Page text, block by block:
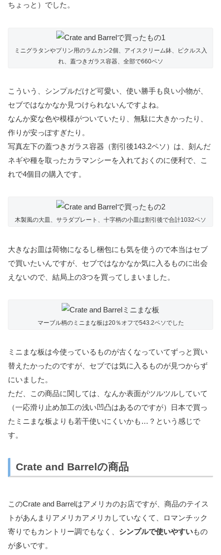
ちょっと）でした。
ミニグラタンやプリン用のラムカン2個、アイスクリーム鉢、ピクルス入
れ、蓋つきガラス容器、全部で660ペソ
こういう、シンプルだけど可愛い、使い勝手も良い小物が、
セブではなかなか見つけられないんですよね。
なんか変な色や模様がついていたり、無駄に大きかったり、
作りが安っぽすぎたり。
写真左下の蓋つきガラス容器（割引後143.2ペソ）は、刻んだ
ネギや種を取ったカラマンシーを入れておくのに便利で、こ
れで4個目の購入です。
木製風の大皿、サラダプレート、十字柄の小皿は割引後で合計1032ペソ
大きなお皿は荷物になるし梱包にも気を使うので本当はセブ
で買いたいんですが、セブではなかなか気に入るものに出会
えないので、結局上の3つを買ってしまいました。
マーブル柄のミニまな板は20％オフで543.2ペソでした
ミニまな板は今使っているものが古くなっていてずっと買い
替えたかったのですが、セブでは気に入るものが見つからず
にいました。
ただ、この商品に関しては、なんか表面がツルツルしていて
（一応滑り止め加工の浅い凹凸はあるのですが）日本で買っ
たミニまな板よりも若干使いにくいかも…？という感じで
す。
Crate and Barrelの商品
このCrate and Barrelはアメリカのお店ですが、商品のテイス
トがあんまりアメリカアメリカしていなくて、ロマンチック
寄りでもカントリー調でもなく、 シンプルで使いやすいもの
が多いです。